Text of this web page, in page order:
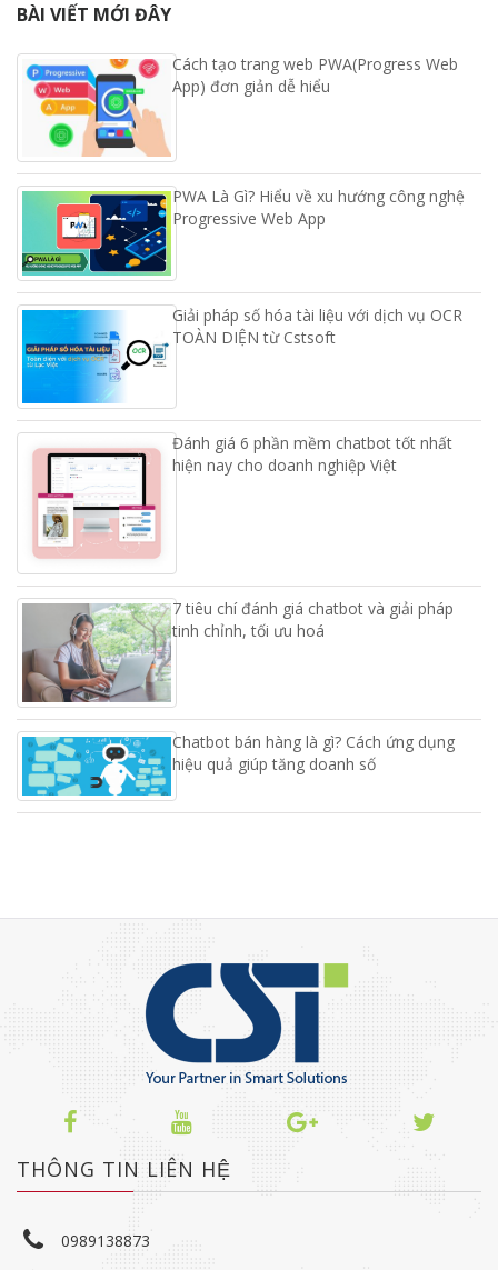
BÀI VIẾT MỚI ĐÂY
Cách tạo trang web PWA(Progress Web
App) đơn giản dễ hiểu
PWA Là Gì? Hiểu về xu hướng công nghệ
Progressive Web App
Giải pháp số hóa tài liệu với dịch vụ OCR
TOÀN DIỆN từ Cstsoft
Đánh giá 6 phần mềm chatbot tốt nhất
hiện nay cho doanh nghiệp Việt
7 tiêu chí đánh giá chatbot và giải pháp
tinh chỉnh, tối ưu hoá
Chatbot bán hàng là gì? Cách ứng dụng
hiệu quả giúp tăng doanh số
THÔNG TIN LIÊN HỆ
0989138873